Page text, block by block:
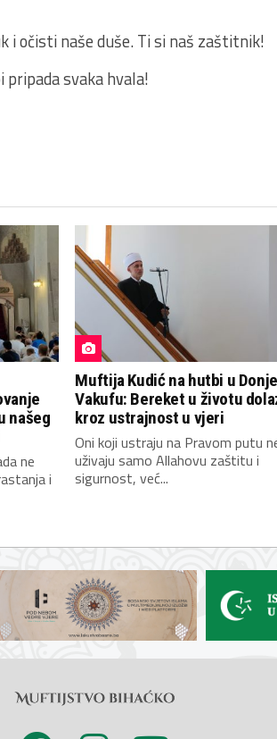
i očisti naše duše. Ti si naš zaštitnik!
svaka hvala!
našeg
ne
i
Muftija Kudić na hutbi u
Vakufu: Bereket u životu
kroz ustrajnost u vjeri
Oni koji ustraju na Pravom putu
uživaju samo Allahovu zaštitu i
sigurnost, već...